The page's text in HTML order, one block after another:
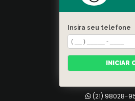
Mapa do site
Contato
Taquara, Rio de
(21) 98028-
(21) 98028-
Insira seu telefone
INICIAR